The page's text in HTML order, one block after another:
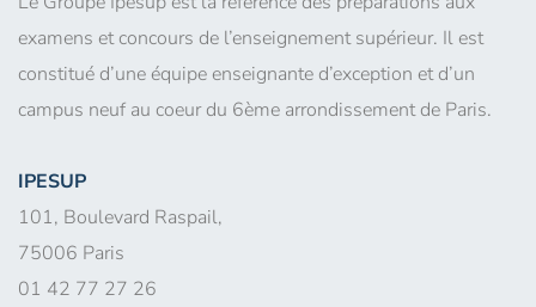
examens et concours de l’enseignement supérieur. Il est
constitué d’une équipe enseignante d’exception et d’un
campus neuf au coeur du 6ème arrondissement de Paris.
IPESUP
101, Boulevard Raspail,
75006 Paris
01 42 77 27 26